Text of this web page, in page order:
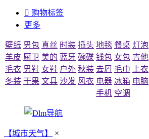
 购物标签
更多
壁纸 男包 真丝 时装 插头 地毯 餐桌 灯泡
羊皮 厨卫 美的 蓝牙 碗碟 钱包 女包 吉他
毛衣 男鞋 女鞋 户外 秋装 去屑 毛巾 上衣
冬装 干果 文具 沙发 风衣 电器 冰箱 电脑
手机 空调
【城市天气】 ×